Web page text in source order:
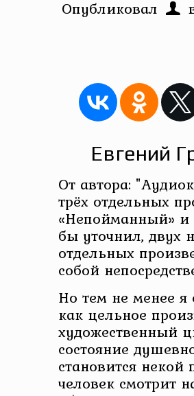
Опубликовал
Евгений
От автора:
трёх отдельных
«Непойманный» и
бы уточнил, двух
отдельных
собой
Но тем не менее
как цельное
художественный
состояние
становится некой
человек смотрит